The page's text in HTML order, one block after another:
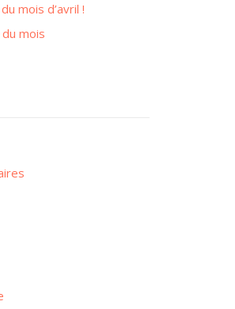
mois d’avril !
mois